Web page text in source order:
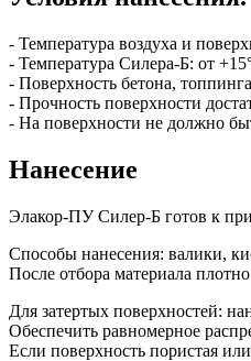
- Температура воздуха и
- Температура Силера-Б: от
- Поверхность бетона,
- Прочность поверхности
- На поверхности не должно
Нанесение
Элакор-ПУ Силер-Б готов к
Способы нанесения: валики,
После отбора материала
Для затертых поверхностей:
Обеспечить равномерное
Если поверхность пористая